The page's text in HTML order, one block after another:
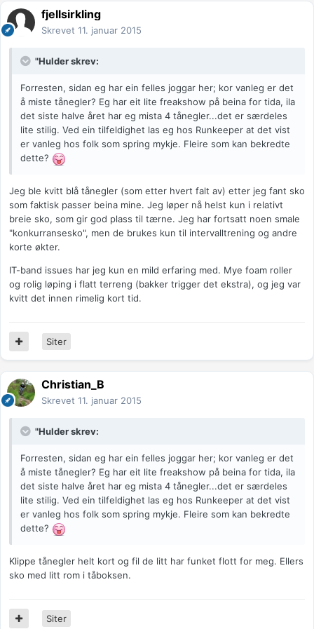
fjellsirkling
Skrevet 11. januar 2015
"Hulder skrev:
Forresten, sidan eg har ein felles joggar her; kor vanleg er det
å miste tånegler? Eg har eit lite freakshow på beina for tida, ila
det siste halve året har eg mista 4 tånegler...det er særdeles
lite stilig. Ved ein tilfeldighet las eg hos Runkeeper at det vist
er vanleg hos folk som spring mykje. Fleire som kan bekredte
dette?
Jeg ble kvitt blå tånegler (som etter hvert falt av) etter jeg fant sko
som faktisk passer beina mine. Jeg løper nå helst kun i relativt
breie sko, som gir god plass til tærne. Jeg har fortsatt noen smale
"konkurransesko", men de brukes kun til intervalltrening og andre
korte økter.
IT-band issues har jeg kun en mild erfaring med. Mye foam roller
og rolig løping i flatt terreng (bakker trigger det ekstra), og jeg var
kvitt det innen rimelig kort tid.
Siter
Christian_B
Skrevet 11. januar 2015
"Hulder skrev:
Forresten, sidan eg har ein felles joggar her; kor vanleg er det
å miste tånegler? Eg har eit lite freakshow på beina for tida, ila
det siste halve året har eg mista 4 tånegler...det er særdeles
lite stilig. Ved ein tilfeldighet las eg hos Runkeeper at det vist
er vanleg hos folk som spring mykje. Fleire som kan bekredte
dette?
Klippe tånegler helt kort og fil de litt har funket flott for meg. Ellers
sko med litt rom i tåboksen.
Siter